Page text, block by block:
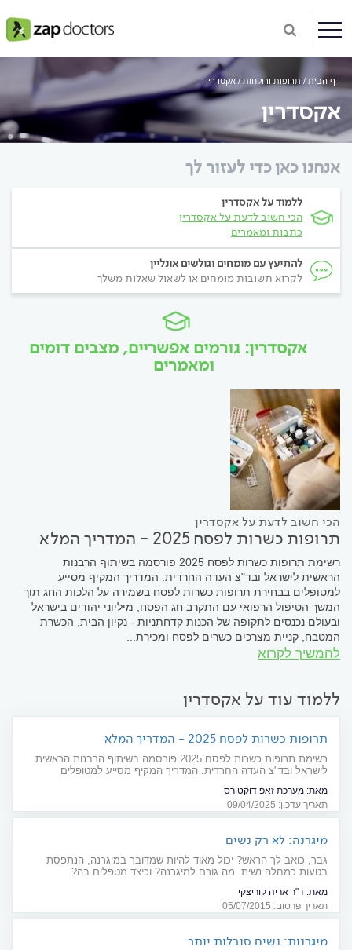
דף הבית תרופות ורוקחות אקסדרין
אקסדרין
אנחנו כאן כדי לעזור לך
ללמוד על אקסדרין
הכי חשוב לדעת על אקסדרין
כתבות ומאמרים
להתיעץ עם מומחים וגולשים אונליין
לקרוא תשובות מומחים או לשאול שאלות משלך
אקסדרין: גורמים אפשריים, מצבים דומים
ומאמרים
הכי חשוב לדעת על אקסדרין
תרופות כשרות לפסח 2025 - המדריך המלא
רשימת תרופות כשרות לפסח 2025 פורסמה בשיתוף הרבנות
הראשית לישראל ובד"צ העדה החרדית. המדריך המקיף מסייע
למטופלים בבחירת תרופות כשרות לפסח בשמירה על הלכות החג תוך
המשך הטיפול הרפואי עם התקרב חג הפסח, מיליוני יהודים בישראל
ובעולם נכנסים לתקופה של הכנות קדחתניות - נקיון הבית, הכשרת
המטבח, קניית מצרכים כשרים לפסח ומכירת...
להמשיך לקרוא
ללמוד עוד על אקסדרין
תרופות כשרות לפסח 2025 - המדריך המלא
רשימת תרופות כשרות לפסח 2025 פורסמה בשיתוף הרבנות הראשית
לישראל ובד"צ העדה החרדית. המדריך המקיף מסייע למטופלים
הטיפול הרפואי
מאת: מערכת זאפ דוקטורס
תאריך עדכון: 09/04/2025
מיגרנה: לא רק נשים
גבר, כואב לך הראש? יכול מאוד להיות שמדובר במיגרנה, הנתפסת
בטעות כמחלה נשית. מה גורם למיגרנה? וכיצד מטפלים בה?
מאת: ד"ר אריה קוריצקי
תאריך פרסום: 05/07/2015
מיגרנות: נשים סובלות יותר